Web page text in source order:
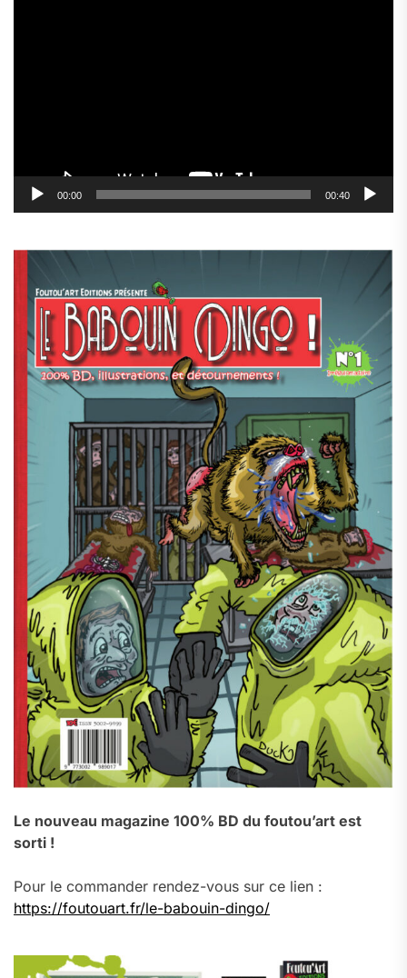
00:00 00:40
Le nouveau magazine 100% BD du foutou’art est
sorti !
Pour le commander rendez-vous sur ce lien :
https://foutouart.fr/le-babouin-dingo/